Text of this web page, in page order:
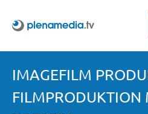
IMAGEFILM
FILMPRODUKTION